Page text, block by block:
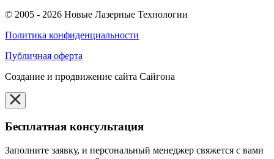
© 2005 - 2026 Новые Лазерные Технологии
Политика конфиденциальности
Публичная оферта
Создание и продвижение сайта Сайгона
Бесплатная консультация
Заполните заявку, и персональный менеджер свяжется с вами